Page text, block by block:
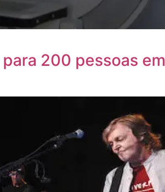
200 pessoas em